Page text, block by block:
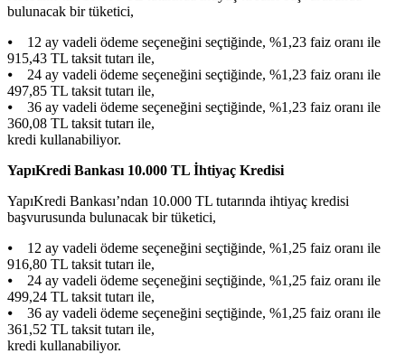
bulunacak bir tüketici,
⦁ 12 ay vadeli ödeme seçeneğini seçtiğinde, %1,23 faiz oranı ile
915,43 TL taksit tutarı ile,
⦁ 24 ay vadeli ödeme seçeneğini seçtiğinde, %1,23 faiz oranı ile
497,85 TL taksit tutarı ile,
⦁ 36 ay vadeli ödeme seçeneğini seçtiğinde, %1,23 faiz oranı ile
360,08 TL taksit tutarı ile,
kredi kullanabiliyor.
YapıKredi Bankası 10.000 TL İhtiyaç Kredisi
YapıKredi Bankası’ndan 10.000 TL tutarında ihtiyaç kredisi
başvurusunda bulunacak bir tüketici,
⦁ 12 ay vadeli ödeme seçeneğini seçtiğinde, %1,25 faiz oranı ile
916,80 TL taksit tutarı ile,
⦁ 24 ay vadeli ödeme seçeneğini seçtiğinde, %1,25 faiz oranı ile
499,24 TL taksit tutarı ile,
⦁ 36 ay vadeli ödeme seçeneğini seçtiğinde, %1,25 faiz oranı ile
361,52 TL taksit tutarı ile,
kredi kullanabiliyor.